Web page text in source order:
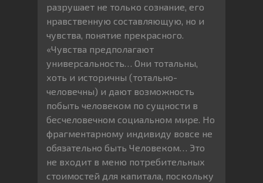
разрушает не только сознание, его
нравственную составляющую, но и
чувства, понятие прекрасного.
«Чувства предполагают
универсальность… Они тотальны,
хоть и историчны (тотально-
человечны) и дают возможность
побыть человеком по сущности в
бесчеловечном социальном мире. Но
фрагментарному индивиду вовсе не
обязательно быть Человеком… Это
не входит в меню потребительных
стоимостей для капитала, поскольку